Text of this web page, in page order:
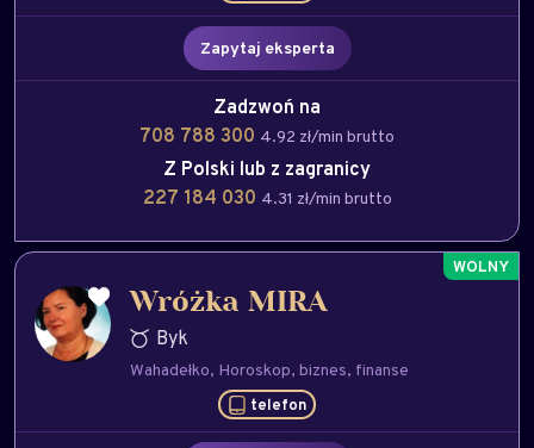
Zapytaj eksperta
Zadzwoń na
708 788 300 4.92 zł/min brutto
Z Polski lub z zagranicy
227 184 030 4.31 zł/min brutto
Wróżka MIRA
Byk
Wahadełko Horoskop biznes finanse
telefon